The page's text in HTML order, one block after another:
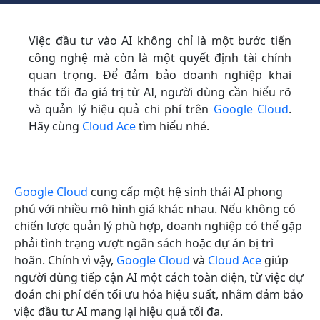
Việc đầu tư vào AI không chỉ là một bước tiến
công nghệ mà còn là một quyết định tài chính
quan trọng. Để đảm bảo doanh nghiệp khai
thác tối đa giá trị từ AI, người dùng cần hiểu rõ
và quản lý hiệu quả chi phí trên Google Cloud.
Hãy cùng Cloud Acetìm hiểu nhé.
Google Cloud cung cấp một hệ sinh thái AI phong
phú với nhiều mô hình giá khác nhau. Nếu không có
chiến lược quản lý phù hợp, doanh nghiệp có thể gặp
phải tình trạng vượt ngân sách hoặc dự án bị trì
hoãn. Chính vì vậy, Google Cloud và Cloud Ace giúp
người dùng tiếp cận AI một cách toàn diện, từ việc dự
đoán chi phí đến tối ưu hóa hiệu suất, nhằm đảm bảo
việc đầu tư AI mang lại hiệu quả tối đa.